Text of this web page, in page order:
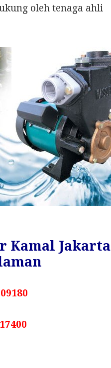
oleh tenaga ahli
Kamal Jakarta